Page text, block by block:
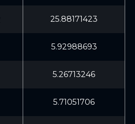
25.88171423
5.92988693
5.26713246
5.71051706